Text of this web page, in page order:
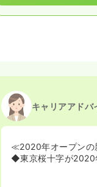
キャリアアドバ
≪2020年オープン
◆東京桜十字が2020